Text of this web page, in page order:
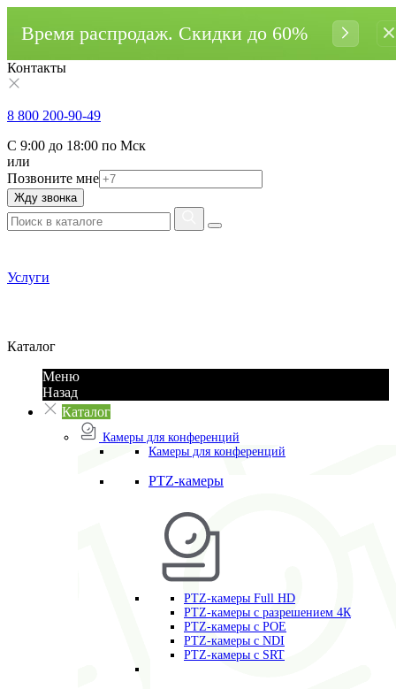
Время распродаж. Cкидки до 60%
Контакты
8 800 200-90-49
С 9:00 до 18:00 по Мск
или
Позвоните мне
Жду звонка
Услуги
Каталог
Меню
Назад
Каталог
Камеры для конференций
Камеры для конференций
PTZ-камеры
PTZ-камеры Full HD
PTZ-камеры с разрешением 4К
PTZ-камеры с POE
PTZ-камеры c NDI
PTZ-камеры с SRT